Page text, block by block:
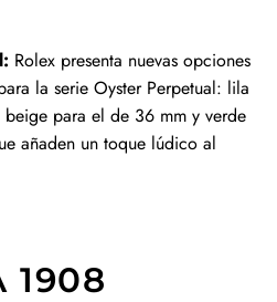
Rolex presenta nuevas opciones
la serie Oyster Perpetual: lila
para el de 36 mm y verde
añaden un toque lúdico al
1908